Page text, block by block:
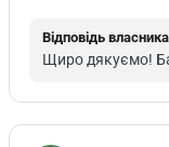
Відповідь власника
Щиро дякуємо!